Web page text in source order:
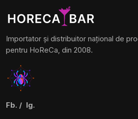
Importator și distribuitor național de
pentru HoReCa, din 2008.
Fb. / Ig.